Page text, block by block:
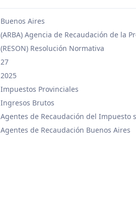
Buenos Aires
(ARBA) Agencia de Recaudación de la
(RESON) Resolución Normativa
27
2025
Impuestos Provinciales
Ingresos Brutos
Agentes de Recaudación del Impuesto
Agentes de Recaudación Buenos Aires